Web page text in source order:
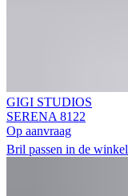
GIGI STUDIOS
SERENA 8122
Op aanvraag
Bril passen in de winkel